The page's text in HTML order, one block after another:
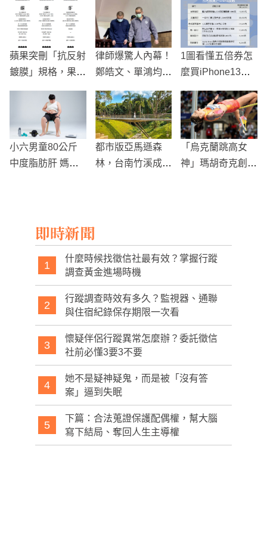
蘋果突刪「抗反射
鍍膜」規格，果粉
質疑信心受損
律師爆驚人內幕！
鄭皓文、單鴻均、
秦睿昀涉「直播陪
偵筆錄」幫詐騙集
團洩密
1圖看懂五倍券怎
麼買iPhone13最
省錢最高現賺2.7
萬！
小六男童80公斤
中度脂肪肝 媽
都市版亞馬遜森
林，台南竹溪成為
「烏克蘭跳高女
神」瑪胡奇克創下
即時新聞
1
什麼時候找徵信社最有效？掌握行蹤
調查黃金進場時機
2
行蹤調查時效有多久？監視器、通聯
與住宿紀錄保存期限一次看
3
懷疑伴侶行蹤異常怎麼辦？委託徵信
社前必懂3要3不要
4
她不是疑神疑鬼，而是被「沒有答
案」逼到失眠
5
下篇：合法蒐證保護配偶權，幫大腦
寫下結局、奪回人生主導權